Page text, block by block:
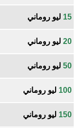
15 ليو روماني
20 ليو روماني
50 ليو روماني
100 ليو روماني
150 ليو روماني